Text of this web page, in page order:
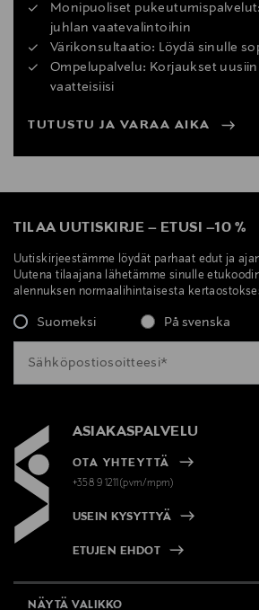
Monipuoliset
juhlan vaatevalintoihin
Värikonsultaatio: Löydä sinulle
Ompelupalvelu: Korjaukset
vaatteisiisi
TUTUSTU JA VARAA AIKA
TILAA UUTISKIRJE – ETUSI –10 %
Uutiskirjeestämme löydät parhaat edut ja
Uutena tilaajana lähetämme sinulle
alennuksen normaalihintaisesta
Suomeksi På svenska
ASIAKASPALVELU
OTA YHTEYTTÄ
+358 9 1211(pvm/mpm)
USEIN KYSYTTYÄ
ETUJEN EHDOT
NÄYTÄ VALIKKO